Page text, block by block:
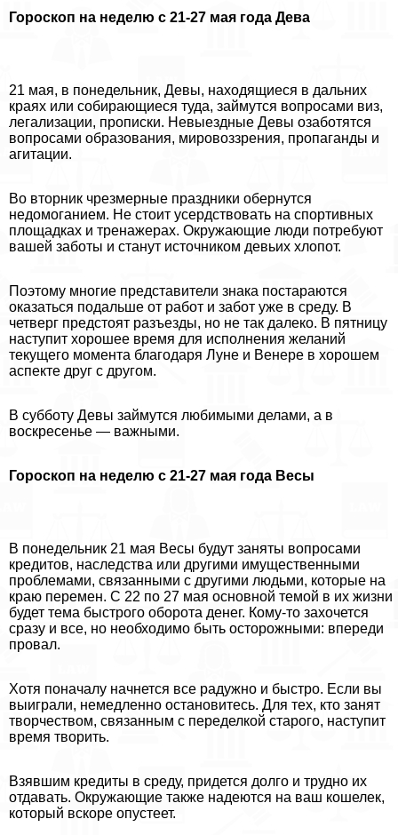
Гороскоп на неделю с 21-27 мая года Дева
21 мая, в понедельник, Девы, находящиеся в дальних
краях или собирающиеся туда, займутся вопросами виз,
легализации, прописки. Невыездные Девы озаботятся
вопросами образования, мировоззрения, пропаганды и
агитации.
Во вторник чрезмерные праздники обернутся
недомоганием. Не стоит усердствовать на спортивных
площадках и тренажерах. Окружающие люди потребуют
вашей заботы и станут источником девьих хлопот.
Поэтому многие представители знака постараются
оказаться подальше от работ и забот уже в среду. В
четверг предстоят разъезды, но не так далеко. В пятницу
наступит хорошее время для исполнения желаний
текущего момента благодаря Луне и Венере в хорошем
аспекте друг с другом.
В субботу Девы займутся любимыми делами, а в
воскресенье — важными.
Гороскоп на неделю с 21-27 мая года Весы
В понедельник 21 мая Весы будут заняты вопросами
кредитов, наследства или другими имущественными
проблемами, связанными с другими людьми, которые на
краю перемен. С 22 по 27 мая основной темой в их жизни
будет тема быстрого оборота денег. Кому-то захочется
сразу и все, но необходимо быть осторожными: впереди
провал.
Хотя поначалу начнется все радужно и быстро. Если вы
выиграли, немедленно остановитесь. Для тех, кто занят
творчеством, связанным с переделкой старого, наступит
время творить.
Взявшим кредиты в среду, придется долго и трудно их
отдавать. Окружающие также надеются на ваш кошелек,
который вскоре опустеет.